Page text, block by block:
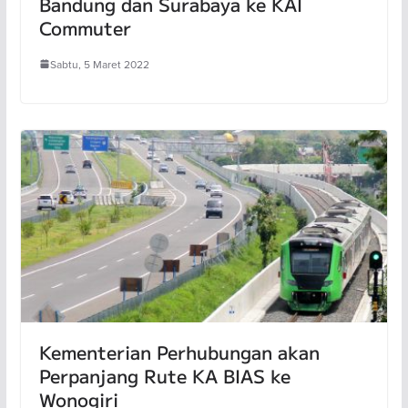
Commuter
Sabtu, 5 Maret 2022
Kementerian Perhubungan akan
Perpanjang Rute KA BIAS ke
Wonogiri